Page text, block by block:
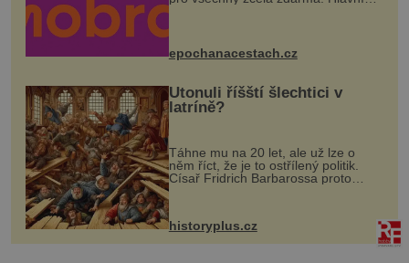
program se odehraje na Karlově a
mohou těšit na víno, burčák, pes...
epochanacestach.cz
Utonuli říšští šlechtici v
latríně?
Táhne mu na 20 let, ale už lze o
něm říct, že je to ostřílený politik.
Císař Fridrich Barbarossa proto
posílá svého syna a dědice Jindřicha
VI. do Erfurtu, aby se stal
prostředníkem při řešení sporu m...
historyplus.cz